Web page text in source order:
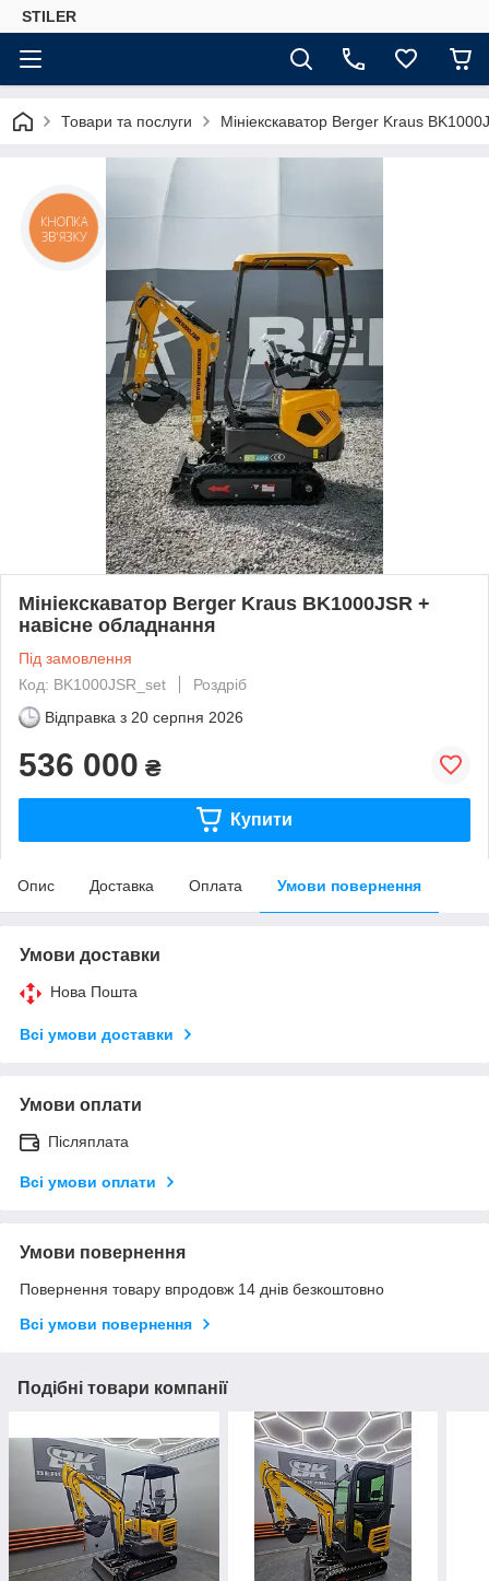
STILER
Товари та послуги Мініекскаватор Berger Kraus
Мініекскаватор Berger Kraus BK1000JSR +
навісне обладнання
Під замовлення
Код: BK1000JSR_set
Роздріб
Відправка з 20 серпня 2026
536 000 ₴
Купити
Опис Доставка Оплата Умови повернення
Умови доставки
Нова Пошта
Всі умови доставки
Умови оплати
Післяплата
Всі умови оплати
Умови повернення
Повернення товару впродовж 14 днів безкоштовно
Всі умови повернення
Подібні товари компанії
КНОПКА
ЗВ'ЯЗКУ